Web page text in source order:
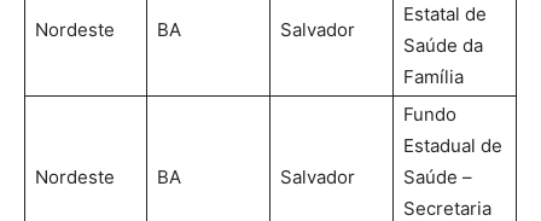
Nordeste BA Salvador
Estatal de
Saúde da
Família
Nordeste BA Salvador
Fundo
Estadual de
Saúde –
Secretaria